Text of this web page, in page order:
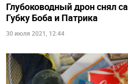
Глубоководный дрон снял
Губку Боба и Патрика
30 июля 2021, 12:44